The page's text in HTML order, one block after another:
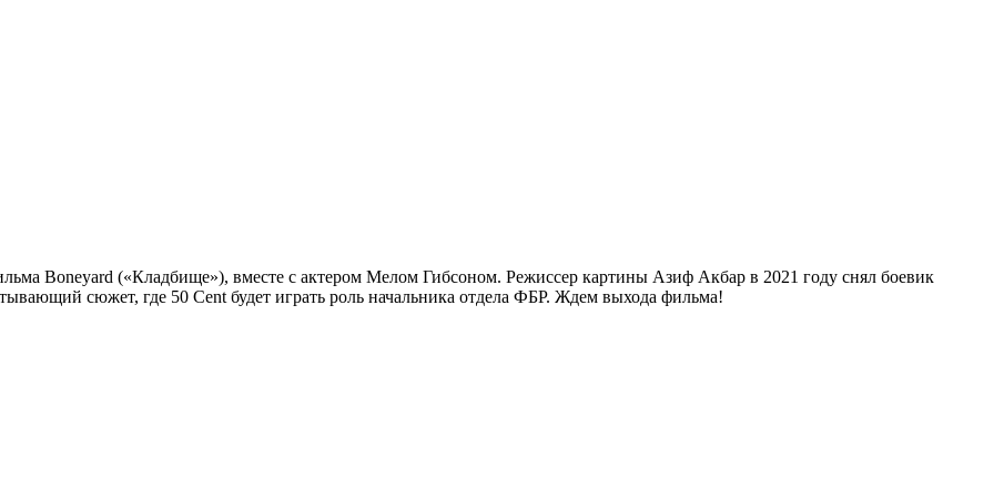
Boneyard («Кладбище»), вместе с актером Мелом Гибсоном. Режиссер картины Азиф Акбар в 2021 году снял боевик
сюжет, где 50 Сent будет играть роль начальника отдела ФБР. Ждем выхода фильма!